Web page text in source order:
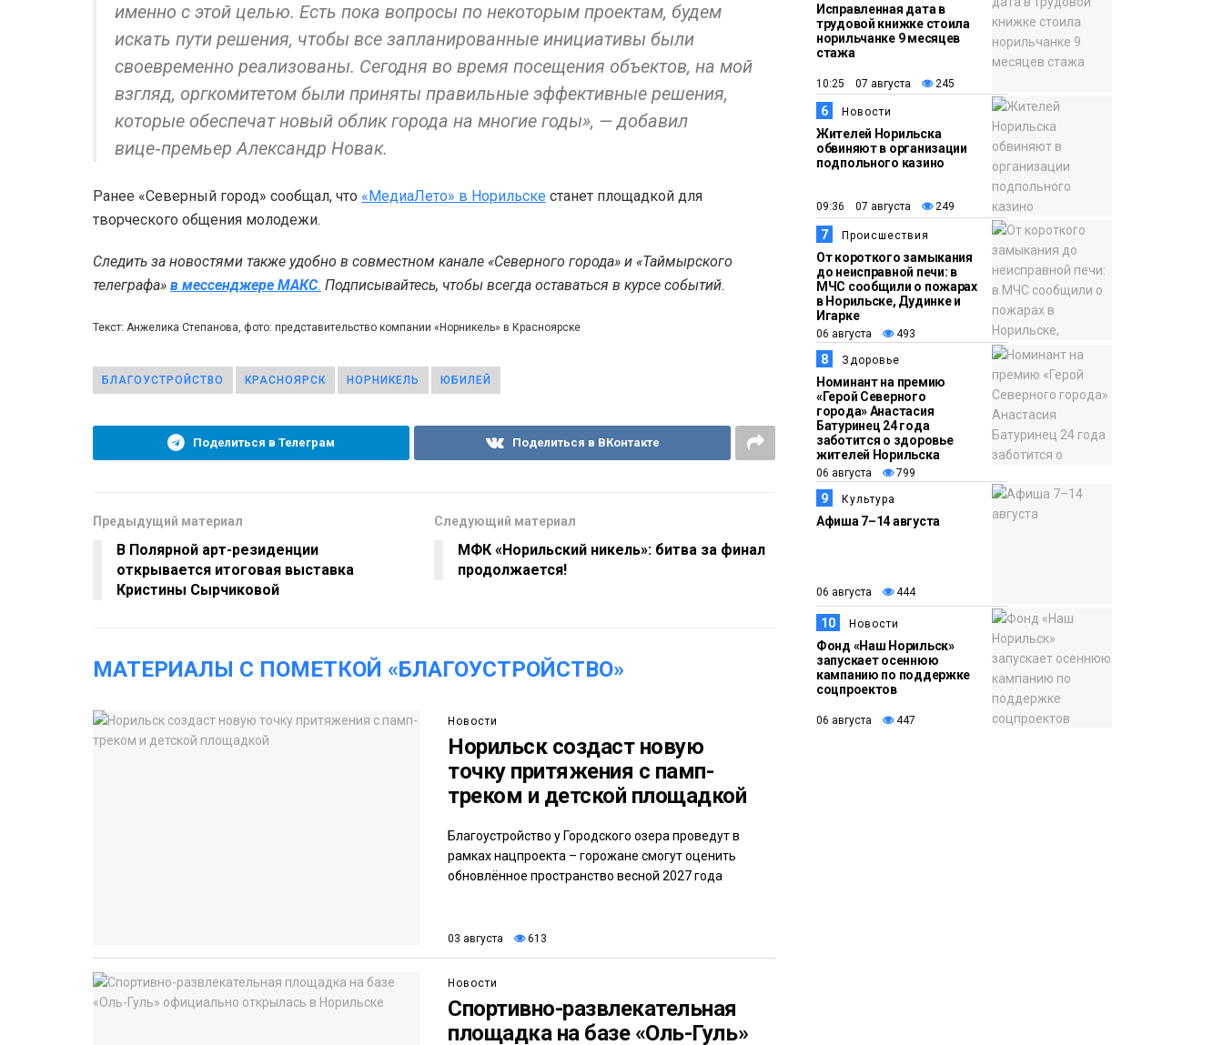
именно с этой целью. Есть пока вопросы по некоторым проектам, будем
искать пути решения, чтобы все запланированные инициативы были
своевременно реализованы. Сегодня во время посещения объектов, на мой
взгляд, оргкомитетом были приняты правильные эффективные решения,
которые обеспечат новый облик города на многие годы», — добавил
вице‑премьер Александр Новак.
Ранее «Северный город» сообщал, что «МедиаЛето» в Норильске станет площадкой для
творческого общения молодежи.
Следить за новостями также удобно в совместном канале «Северного города» и «Таймырского
телеграфа» в мессенджере MAКС. Подписывайтесь, чтобы всегда оставаться в курсе событий.
Текст: Анжелика Степанова, фото: представительство компании «Норникель» в Красноярске
БЛАГОУСТРОЙСТВО КРАСНОЯРСК НОРНИКЕЛЬ ЮБИЛЕЙ
Поделиться в Телеграм Поделиться в ВКонтакте
Предыдущий материал
В Полярной арт-резиденции
открывается итоговая выставка
Кристины Сырчиковой
Следующий материал
МФК «Норильский никель»: битва за финал
продолжается!
МАТЕРИАЛЫ С ПОМЕТКОЙ «БЛАГОУСТРОЙСТВО»
Новости
Норильск создаст новую
точку притяжения с памп-
треком и детской площадкой
Благоустройство у Городского озера проведут в
рамках нацпроекта – горожане смогут оценить
обновлённое пространство весной 2027 года
03 августа 613
Новости
Спортивно-развлекательная
площадка на базе «Оль-Гуль»
Исправленная дата в
трудовой книжке стоила
норильчанке 9 месяцев
стажа
10:25 07 августа 245
6 Новости
Жителей Норильска
обвиняют в организации
подпольного казино
09:36 07 августа 249
7 Происшествия
От короткого замыкания
до неисправной печи: в
МЧС сообщили о пожарах
в Норильске, Дудинке и
Игарке
06 августа 493
8 Здоровье
Номинант на премию
«Герой Северного
города» Анастасия
Батуринец 24 года
заботится о здоровье
жителей Норильска
06 августа 799
9 Культура
Афиша 7–14 августа
06 августа 444
10 Новости
Фонд «Наш Норильск»
запускает осеннюю
кампанию по поддержке
соцпроектов
06 августа 447